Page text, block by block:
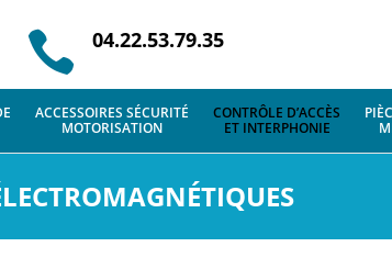
 04.22.53.79.35
ACCESSOIRES SÉCURITÉ
MOTORISATION
CONTRÔLE D’ACCÈS
ET INTERPHONIE